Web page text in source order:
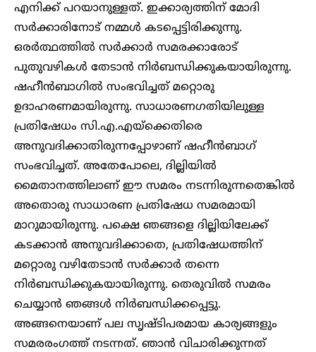
എനിക്ക് പറയാനുള്ളത്. ഇക്കാര്യത്തിന് മോദി
സർക്കാരിനോട് നമ്മൾ കടപ്പെട്ടിരിക്കുന്നു.
ഒരർത്ഥത്തിൽ സർക്കാർ സമരക്കാരോട്
പുതുവഴികൾ തേടാൻ നിർബന്ധിക്കുകയായിരുന്നു.
ഷഹീൻബാഗിൽ സംഭവിച്ചത് മറ്റൊരു
ഉദാഹരണമായിരുന്നു. സാധാരണഗതിയിലുള്ള
പ്രതിഷേധം സി.എ.എയ്ക്കെതിരെ
അനുവദിക്കാതിരുന്നപ്പോഴാണ് ഷഹീൻബാഗ്
സംഭവിച്ചത്. അതേപോലെ, ദില്ലിയിൽ
മൈതാനത്തിലാണ് ഈ സമരം നടന്നിരുന്നതെങ്കിൽ
അതൊരു സാധാരണ പ്രതിഷേധ സമരമായി
മാറുമായിരുന്നു. പക്ഷെ ഞങ്ങളെ ദില്ലിയിലേക്ക്
കടക്കാൻ അനുവദിക്കാതെ, പ്രതിഷേധത്തിന്
മറ്റൊരു വഴിതേടാൻ സർക്കാർ തന്നെ
നിർബന്ധിക്കുകയായിരുന്നു. തെരുവിൽ സമരം
ചെയ്യാൻ ഞങ്ങൾ നിർബന്ധിക്കപ്പെട്ടു.
അങ്ങനെയാണ് പല സൃഷ്ടിപരമായ കാര്യങ്ങളും
സമരരംഗത്ത് നടന്നത്. ഞാൻ വിചാരിക്കുന്നത്